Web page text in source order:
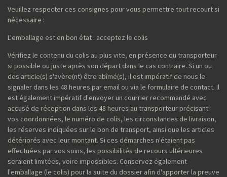
Veuillez respecter ces consignes pour vous permettre tout recourt si
nécessaire :
L'emballage est en bon état : acceptez le colis
Vérifiez le contenu du colis au plus vite, en présence du transporteur
si possible ou juste après son départ dans le cas contraire. Si un ou
des article(s) s'avère(nt) être abîmé(s), il est impératif de nous le
signaler dans les 48 heures par email ou via le formulaire de contact. Il
est également impératif d'envoyer un courrier recommandé avec
accusé de réception dans les 48 heures au transporteur précisant
vos coordonnées, le numéro de colis, les circonstances de livraison,
les réserves indiquées sur le bon de transport, ainsi que les articles
détériorés avec leur montant. Si ces démarches n'étaient pas
effectuées par vos soins, les possibilités de recours ultérieures
seraient limitées, voire impossibles. Conservez également
l'emballage (le colis) pour la suite du dossier afin d'apporter la preuve